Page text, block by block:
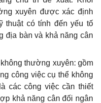
xuyên được xác định
thuật có tính đến yếu tố
địa bàn và khả năng cân
thường xuyên: gồm
công việccụ thể không
các công việc cần thiết
khả năng cân đối ngân